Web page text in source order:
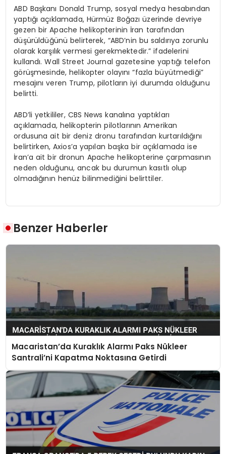
ABD Başkanı Donald Trump, sosyal medya hesabından
yaptığı açıklamada, Hürmüz Boğazı üzerinde devriye
gezen bir Apache helikopterinin İran tarafından
düşürüldüğünü belirterek, “ABD’nin bu saldırıya zorunlu
olarak karşılık vermesi gerekmektedir.” ifadelerini
kullandı. Wall Street Journal gazetesine yaptığı telefon
görüşmesinde, helikopter olayını “fazla büyütmediği”
mesajını veren Trump, pilotların iyi durumda olduğunu
belirtti.
ABD’li yetkililer, CBS News kanalına yaptıkları
açıklamada, helikopterin pilotlarının Amerikan
ordusuna ait bir deniz dronu tarafından kurtarıldığını
belirtirken, Axios’a yapılan başka bir açıklamada ise
İran’a ait bir dronun Apache helikopterine çarpmasının
neden olduğunu, ancak bu durumun kasıtlı olup
olmadığının henüz bilinmediğini belirttiler.
Benzer Haberler
Macaristan’da Kuraklık Alarmı Paks Nükleer
Santrali’ni Kapatma Noktasına Getirdi